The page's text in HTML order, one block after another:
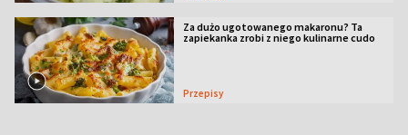
Za dużo ugotowanego makaronu? Ta
zapiekanka zrobi z niego kulinarne cudo
Przepisy